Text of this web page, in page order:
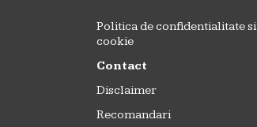
Politica de confidentialitate si
cookie
Contact
Disclaimer
Recomandari